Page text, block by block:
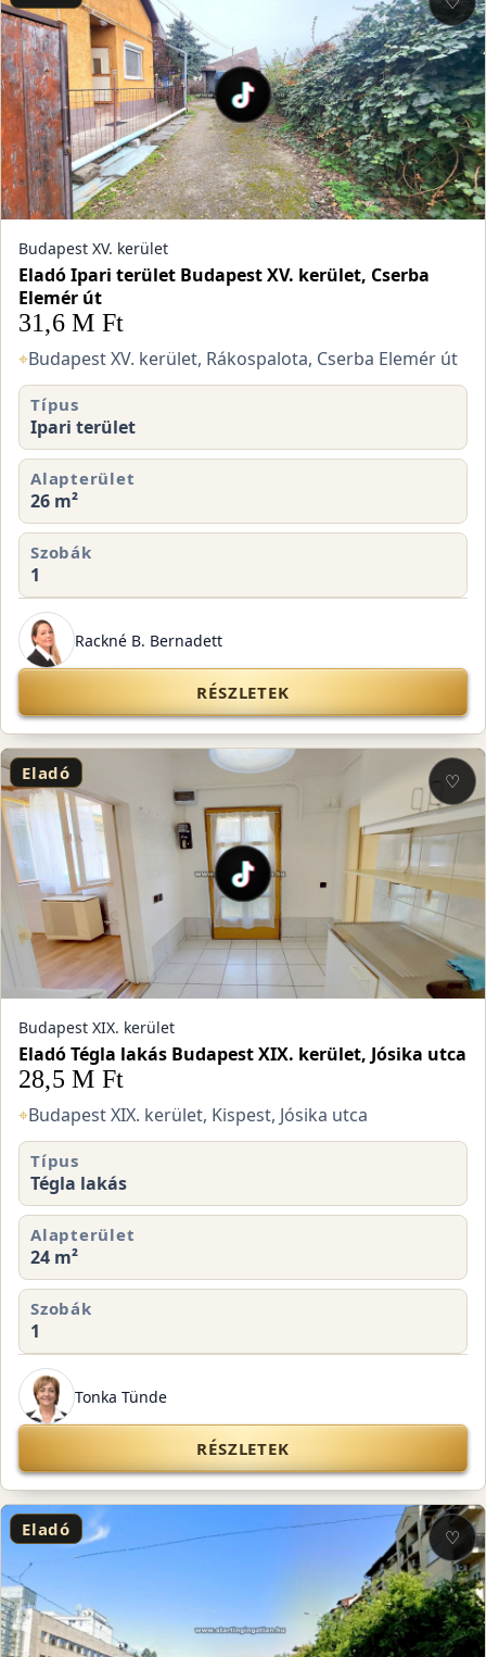
Budapest XV. kerület
Eladó Ipari terület Budapest XV. kerület, Cserba
Elemér út
31,6 M Ft
⌖Budapest XV. kerület, Rákospalota, Cserba Elemér út
Típus
Ipari terület
Alapterület
26 m²
Szobák
1
Rackné B. Bernadett
RÉSZLETEK
Eladó ♡
Budapest XIX. kerület
Eladó Tégla lakás Budapest XIX. kerület, Jósika utca
28,5 M Ft
⌖Budapest XIX. kerület, Kispest, Jósika utca
Típus
Tégla lakás
Alapterület
24 m²
Szobák
1
Tonka Tünde
RÉSZLETEK
Eladó ♡